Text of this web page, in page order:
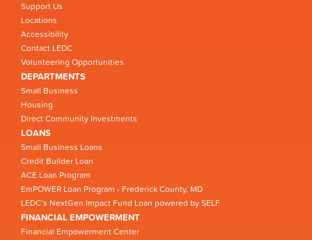
Support Us
Locations
Accessibility
Contact LEDC
Volunteering Opportunities
DEPARTMENTS
Small Business
Housing
Direct Community Investments
LOANS
Small Business Loans
Credit Builder Loan
ACE Loan Program
EmPOWER Loan Program - Frederick County, MD
LEDC’s NextGen Impact Fund Loan powered by SELF
FINANCIAL EMPOWERMENT
Financial Empowerment Center